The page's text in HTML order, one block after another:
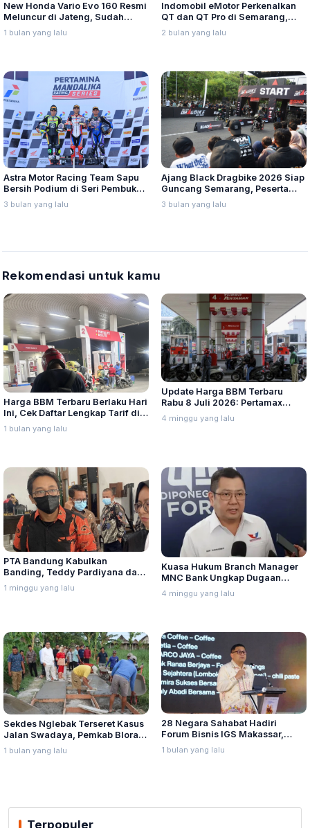
New Honda Vario Evo 160 Resmi
Meluncur di Jateng, Sudah
Kantongi Lebih dari 700 SPK
1 bulan yang lalu
Indomobil eMotor Perkenalkan
QT dan QT Pro di Semarang,
Motor Listrik Stylish Harga
Terjangkau
2 bulan yang lalu
Astra Motor Racing Team Sapu
Bersih Podium di Seri Pembuka
Mandalika Racing Series 2026
3 bulan yang lalu
Ajang Black Dragbike 2026 Siap
Guncang Semarang, Peserta
Ditarget Tembus 500 Starter
3 bulan yang lalu
Rekomendasi untuk kamu
Harga BBM Terbaru Berlaku Hari
Ini, Cek Daftar Lengkap Tarif di
Seluruh Indonesia
1 bulan yang lalu
Update Harga BBM Terbaru
Rabu 8 Juli 2026: Pertamax
Turbo, Dexlite, dan Pertamina
Dex Turun
4 minggu yang lalu
PTA Bandung Kabulkan
Banding, Teddy Pardiyana dan
Bintang Ditetapkan Ahli Waris
Lina Jubaedah
1 minggu yang lalu
Kuasa Hukum Branch Manager
MNC Bank Ungkap Dugaan
Penganiayaan oleh Hary Tanoe
di MNC Towe
4 minggu yang lalu
Sekdes Nglebak Terseret Kasus
Jalan Swadaya, Pemkab Blora
Sebut Pendampingan Hukum
Bukan Kewenangannya
1 bulan yang lalu
28 Negara Sahabat Hadiri
Forum Bisnis IGS Makassar,
Munafri Tawarkan Investasi
Stadion Untia
1 bulan yang lalu
Terpopuler